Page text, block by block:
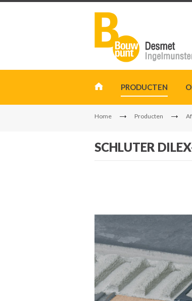
PRODUCTEN
Home Producten
SCHLUTER